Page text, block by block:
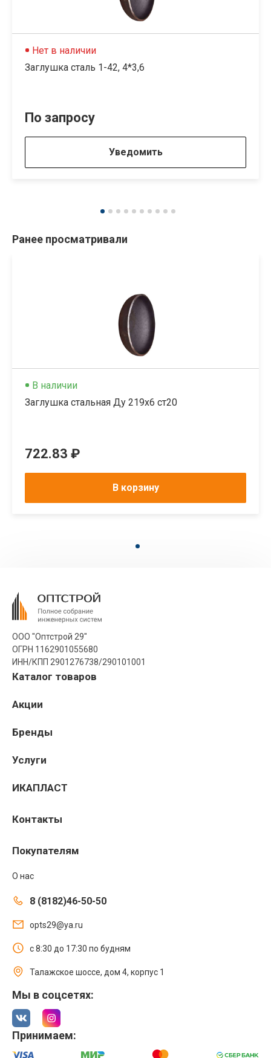
Нет в наличии
Заглушка сталь 1-42, 4*3,6
По запросу
Уведомить
Ранее просматривали
В наличии
Заглушка стальная Ду 219х6 ст20
722.83 ₽
В корзину
ООО "Оптстрой 29"
ОГРН 1162901055680
ИНН/КПП 2901276738/290101001
Каталог товаров
Акции
Бренды
Услуги
ИКАПЛАСТ
Контакты
Покупателям
О нас
8 (8182)46-50-50
opts29@ya.ru
с 8:30 до 17:30 по будням
Талажское шоссе, дом 4, корпус 1
Мы в соцсетях:
Принимаем: